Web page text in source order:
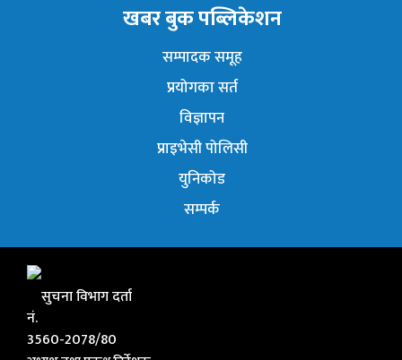
खबर बुक पब्लिकेशन
सम्पादक समूह
प्रयोगका सर्त
विज्ञापन
प्राइभेसी पोलिसी
युनिकोड
सम्पर्क
सुचना विभाग दर्ता
नं.
3560-2078/80